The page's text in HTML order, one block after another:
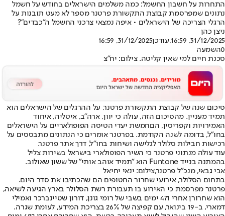
התחרות על חשבון החשמל: כמה משלמים הישראלים בחודש על חשמל
נתונים שמפרסמת קבוצת התקשורת פרטנר מספר לא מעט תובנות על
הרגלי הצריכה של הישראלים • איפה נמצאי צרכני החשמל ה"כבדים"?
ניצן כהן
31/12/2025, 16:59
,עודכן31/12/2025, 16:59
0השמעה
סכנת חיים למי שאין קליטה. צילום: יח"צ
סיכום שנה של קבוצת התקשורת פרטנר, על ההרגלים של הישראלים הוא
תמיד מעניין. מהסיכום הזה, עולה כי יוון, ארה"ב, איטליה, איחוד
האמירויות וקפריסין, הםחמשת יעדי הטיסה הפופולאריים על הישראלים
בחו"ל, בדומה לשנה הקודמת. בפרטנר אומרים כי הנתונים מתבססים על
רכישות חבילות סלולר לגלישה ושיחות בחו"ל, דרך אתר פרטנר.
עוד עולה מנתוני פרטנר כי השיר הפופולארי בישראל בשירות צליל
בהמתנה בנייד Funtone הוא "תמיד אוהב אותי" של ששון שאולוב.
אבי גבאי, מנכ"ל פרטנר,צילום: ינאי יחיאל
בתחום הסלולר, אירועי שחרור החטופים הם שהכתיבו את סדר היום.
פרטנר מפרסמת כי האירוע בו תעבורת רשת הסלולר בארץ הגיעה לשיאה,
הוא שחרורן אחרי 471 ימים בשבי של רומי גונן, דורון שטיינברכר ואמילי
דמארי, ב-19 בינואר, עם קפיצה של 26% בצריכת המידע, לעומת שגרה.